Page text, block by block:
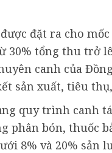
đặt ra cho
30% tổng thu trở
canh của
sản xuất, tiêu
quy trình canh
phân bón, thuốc
8% và 20% sản